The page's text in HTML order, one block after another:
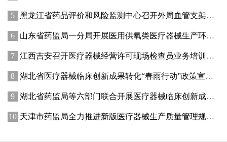
黑龙江省药品评价和风险监测中心召开外周血管支架不良事件术语研讨会
山东省药监局一分局开展医用供氧类医疗器械生产环节专项检查
江西吉安召开医疗器械经营许可现场检查员业务培训暨廉政纪律教育会议
湖北省医疗器械临床创新成果转化“春雨行动”政策宣讲暨首批临床创新成果供需对接会在武汉举办
湖北省药监局等六部门联合开展医疗器械临床创新成果转化“春雨行动”
天津市药监局全力推进新版医疗器械生产质量管理规范落地实施